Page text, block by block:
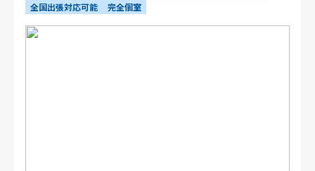
全国出張対応可能
完全個室